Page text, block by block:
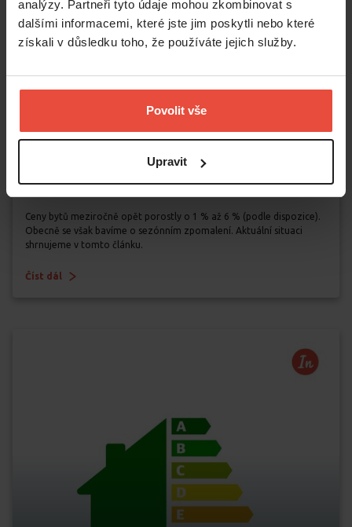
analýzy. Partneři tyto údaje mohou zkombinovat s
dalšími informacemi, které jste jim poskytli nebo které
získali v důsledku toho, že používáte jejich služby.
Povolit vše
Upravit
Růst cen nájmů pokračoval i v
uplynulém roce: poslední měsíce
roku se nesly v duchu sezónního
zpomalení
Ceny bytů meziročně opět porostly o 1 % až 6 % (podle dispozice).
Obecně se však bavíme o sezónním zpomalení. Aktuální situaci
shrnujeme v tomto článku.
Číst dál